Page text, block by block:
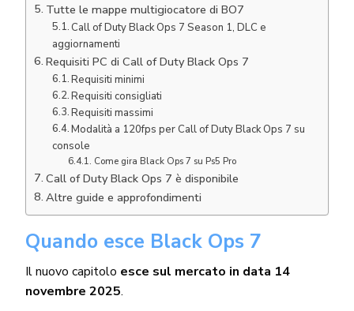
Tutte le mappe multigiocatore di BO7
Call of Duty Black Ops 7 Season 1, DLC e
aggiornamenti
Requisiti PC di Call of Duty Black Ops 7
Requisiti minimi
Requisiti consigliati
Requisiti massimi
Modalità a 120fps per Call of Duty Black Ops 7 su
console
Come gira Black Ops 7 su Ps5 Pro
Call of Duty Black Ops 7 è disponibile
Altre guide e approfondimenti
Quando esce Black Ops 7
Il nuovo capitolo esce sul mercato in data 14
novembre 2025.